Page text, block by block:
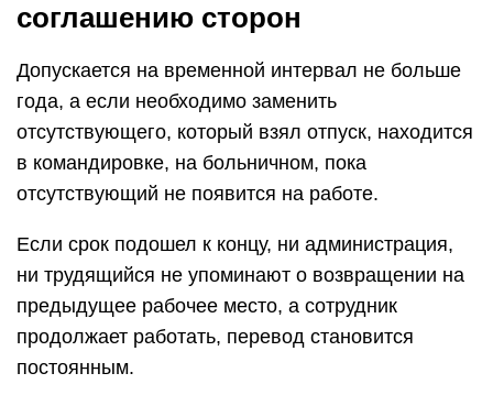
соглашению сторон
Допускается на временной интервал не больше
года, а если необходимо заменить
отсутствующего, который взял отпуск, находится
в командировке, на больничном, пока
отсутствующий не появится на работе.
Если срок подошел к концу, ни администрация,
ни трудящийся не упоминают о возвращении на
предыдущее рабочее место, а сотрудник
продолжает работать, перевод становится
постоянным.